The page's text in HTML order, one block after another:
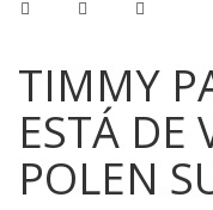
TIMMY
ESTÁ DE
POLEN